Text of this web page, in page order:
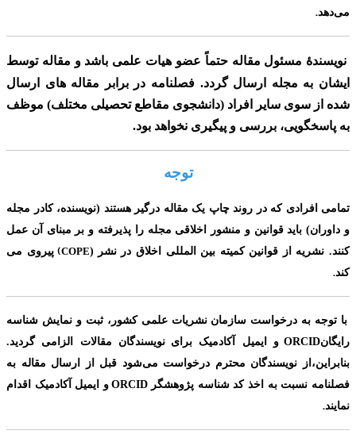
می‌دهد.
نویسندۀ مسئول مقاله حتماً عضو هیات علمی باشد و مقاله توسط
ایشان به مجله ارسال گردد. فصلنامه در برابر مقاله های ارسال
شده از سوی سایر افراد (دانشجوی مقاطع تحصیلی مختلف) موظف
به پاسخگویی، بررسی و پیگیری نخواهد بود.
توجه
تمامی افرادی که در روند چاپ یک مقاله درگیر هستند (نویسنده، کادر مجله
و داوران) باید قوانین و منشور اخلاقی مجله را پذیرفته و بر مبنای آن عمل
کنند. نشریه از قوانین کمیته بین المللی اخلاق در نشر
(
(COPE
پیروی می
کند.
با توجه به درخواست سازمان نشریات علمی کشور، ثبت و نمایش شناسه
رایگانORCID و ایمیل آکادمیک برای نویسندگان مقالات الزامی گردید.
بنابراین،از نویسندگان محترم درخواست می‌شود قبل از ارسال مقاله به
فصلنامه نسبت به اخذ کد شناسه پژوهشگرORCID و ایمیل آکادمیک اقدام
نمایند.